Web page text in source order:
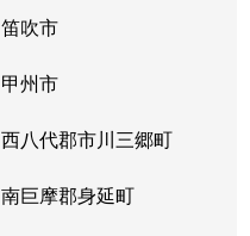
笛吹市
甲州市
西八代郡市川三郷町
南巨摩郡身延町